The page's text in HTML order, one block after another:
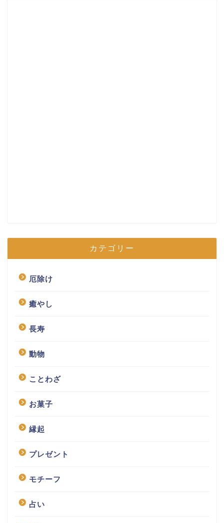
カテゴリー
厄除け
癒やし
長寿
動物
ことわざ
お菓子
縁起
プレゼント
モチーフ
占い